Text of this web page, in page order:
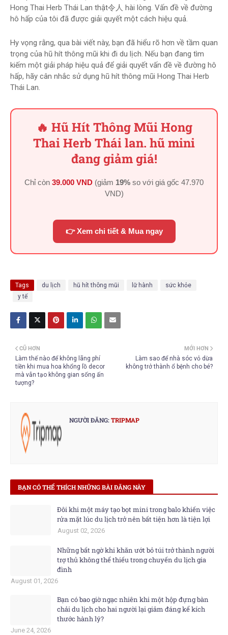
Hong Thai Herb Thái Lan thật令人 hài lòng. Vấn đề về đường
hô hấp của tôi đã được giải quyết một cách hiệu quả.
Hy vọng rằng, qua bài viết này, bạn đã hiểu rõ hơn về tầm quan
trọng của hũ hít thông mũi khi đi du lịch. Nếu bạn đang tìm
kiếm một giải pháp hiệu quả để giải quyết vấn đề về đường hô
hấp, hãy cân nhắc sử dụng hũ hít thông mũi Hong Thai Herb
Thái Lan.
🔥 Hũ Hít Thông Mũi Hong
Thai Herb Thái lan. hũ mini
đang giảm giá!
Chỉ còn 39.000 VND (giảm 19% so với giá gốc 47.970
VND)
👉 Xem chi tiết & Mua ngay
Tags du lịch hũ hít thông mũi lữ hành
sức khỏe
y tế
MỚI HƠN
Làm sao để nhà sóc vỏ dừa
không trở thành ổ bệnh cho bé?
CŨ HƠN
Làm thế nào để không lãng phí
tiền khi mua hoa khổng lồ decor
mà vẫn tạo không gian sống ấn
tượng?
NGƯỜI ĐĂNG:TRIPMAP
BẠN CÓ THỂ THÍCH NHỮNG BÀI ĐĂNG NÀY
Đôi khi một máy tạo bọt mini trong balo khiến việc
rửa mặt lúc du lịch trở nên bất tiện hơn là tiện lợi
August 02, 2026
Những bất ngờ khi khăn ướt bỏ túi trở thành người
trợ thủ không thể thiếu trong chuyến du lịch gia
đình
August 01, 2026
Bạn có bao giờ ngạc nhiên khi một hộp đựng bàn
chải du lịch cho hai người lại giảm đáng kể kích
thước hành lý?
June 24, 2026